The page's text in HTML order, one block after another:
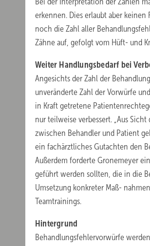
erkennen. Dies erlaubt aber keinen
noch die Zahl aller
Zähne auf, gefolgt vom Hüft- und
Weiter Handlungsbedarf bei
Angesichts der Zahl der
unveränderte Zahl der Vorwürfe
in Kraft getretene
nur teilweise verbessert. „Aus
zwischen Behandler und Patient
ein fachärztliches Gutachten den
Außerdem forderte Gronemeyer
geführt werden sollten, die in die
Umsetzung konkreter Maß-
Teamtrainings.
Hintergrund
Behandlungsfehlervorwürfe